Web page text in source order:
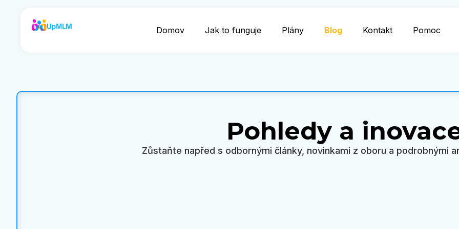
Domov Jak to funguje Plány Blog Kontakt Pomoc
Pohledy a
Zůstaňte napřed s odbornými články, novinkami z oboru a podrobnými